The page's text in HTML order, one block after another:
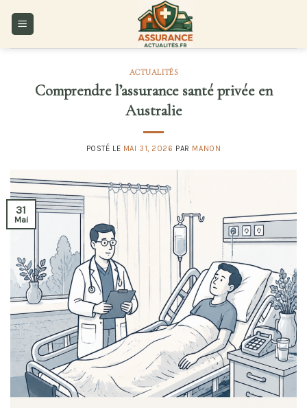
ACTUALITÉS
Comprendre l’assurance santé privée en
Australie
POSTÉ LE MAI 31, 2026 PAR MANON
31
Mai